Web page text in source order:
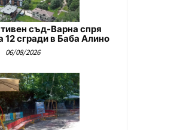
съд-Варна спря
12 сгради в Баба Алино
06/08/2026